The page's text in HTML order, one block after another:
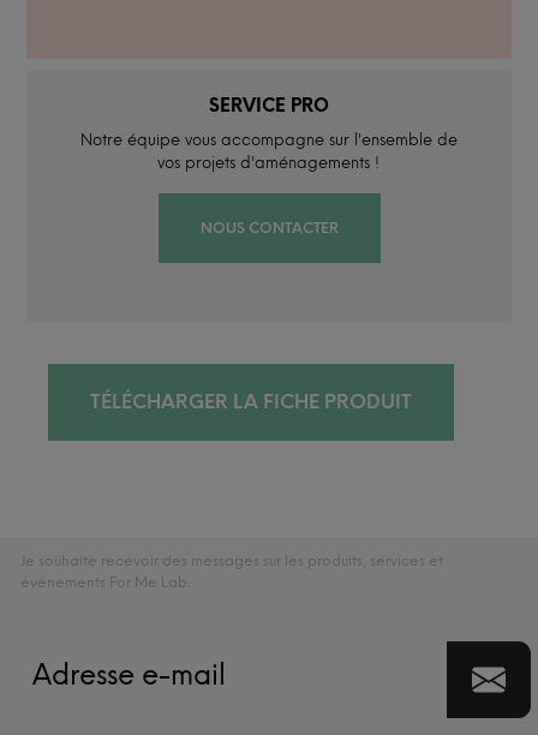
SERVICE PRO
Notre équipe vous accompagne sur l'ensemble de
vos projets d'aménagements !
NOUS CONTACTER
TÉLÉCHARGER LA FICHE PRODUIT
Je souhaite recevoir des messages sur les produits, services et
événements For Me Lab.